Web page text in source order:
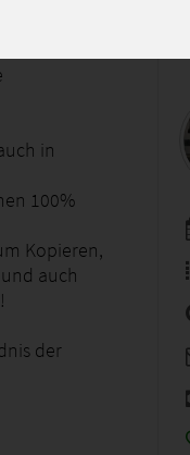
in
100%
Kopieren,
auch
der